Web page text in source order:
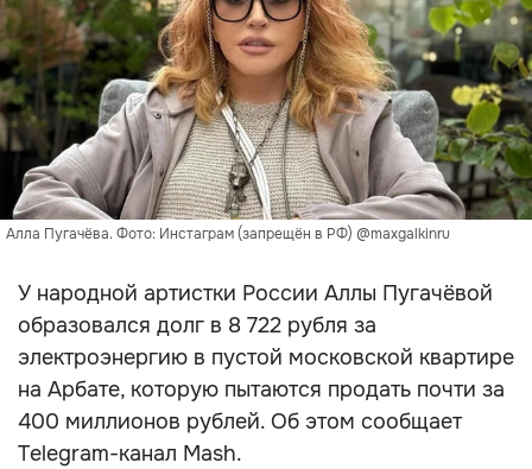
Алла Пугачёва. Фото: Инстаграм (запрещён в РФ) @maxgalkinru
У народной артистки России Аллы Пугачёвой
образовался долг в 8 722 рубля за
электроэнергию в пустой московской квартире
на Арбате, которую пытаются продать почти за
400 миллионов рублей. Об этом сообщает
Telegram-канал Mash.